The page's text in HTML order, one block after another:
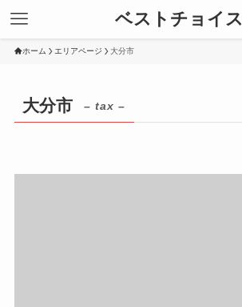
ベストチョイス
ホーム エリアページ 大分市
大分市 – tax –